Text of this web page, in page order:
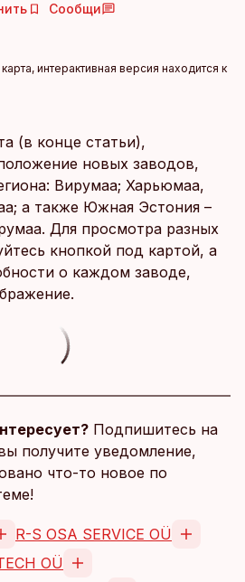
Сообщи
интерактивная версия находится к
(в конце статьи),
новых заводов,
Вирумаа; Харьюмаа,
а также Южная Эстония –
Для просмотра разных
кнопкой под картой, а
о каждом заводе,
Подпишитесь на
получите уведомление,
что-то новое по
R-S OSA SERVICE OÜ
OÜ